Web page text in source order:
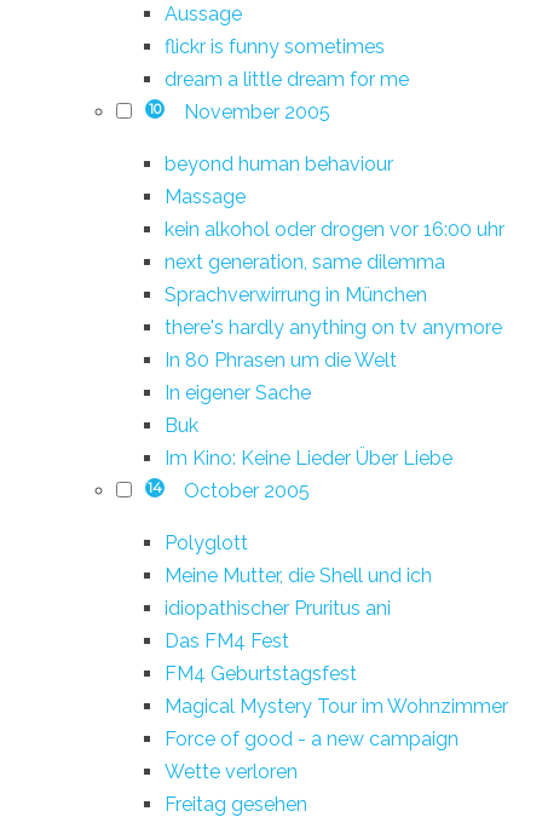
Aussage
flickr is funny sometimes
dream a little dream for me
10 November 2005
beyond human behaviour
Massage
kein alkohol oder drogen vor 16:00 uhr
next generation, same dilemma
Sprachverwirrung in München
there's hardly anything on tv anymore
In 80 Phrasen um die Welt
In eigener Sache
Buk
Im Kino: Keine Lieder Über Liebe
14 October 2005
Polyglott
Meine Mutter, die Shell und ich
idiopathischer Pruritus ani
Das FM4 Fest
FM4 Geburtstagsfest
Magical Mystery Tour im Wohnzimmer
Force of good - a new campaign
Wette verloren
Freitag gesehen